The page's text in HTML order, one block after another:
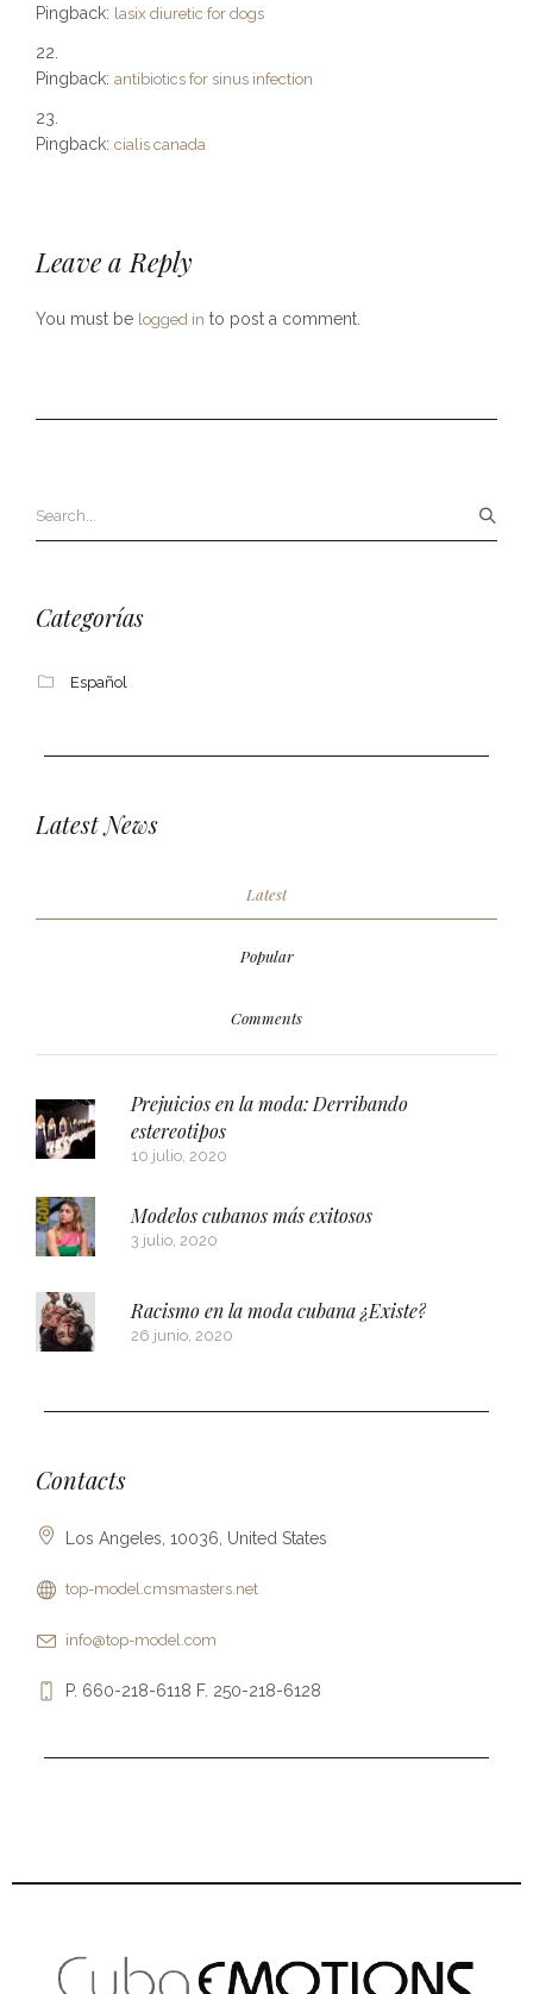
Pingback: lasix diuretic for dogs
Pingback: antibiotics for sinus infection
Pingback: cialis canada
Leave a Reply
You must be logged in to post a comment.
Categorías
Español
Latest News
Latest
Popular
Comments
Prejuicios en la moda: Derribando
estereotipos
10 julio, 2020
Modelos cubanos más exitosos
3 julio, 2020
Racismo en la moda cubana ¿Existe?
26 junio, 2020
Contacts
Los Angeles, 10036, United States
top-model.cmsmasters.net
info@top-model.com
P. 660-218-6118 F. 250-218-6128